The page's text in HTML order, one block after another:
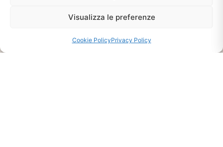
Visualizza le preferenze
Cookie PolicyPrivacy Policy